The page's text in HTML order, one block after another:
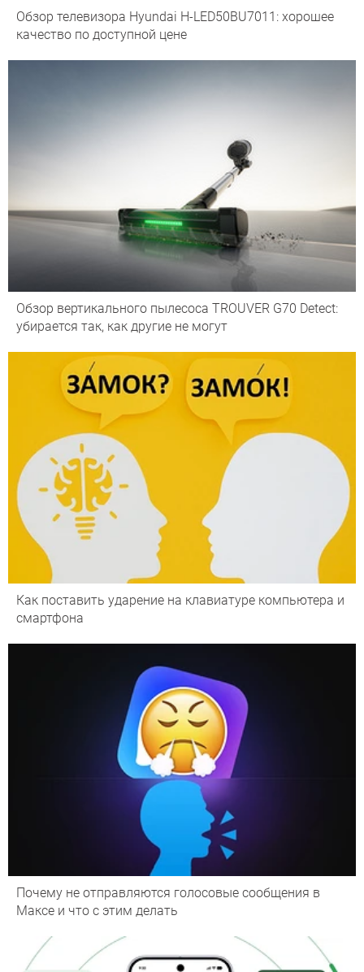
Обзор телевизора Hyundai H-LED50BU7011: хорошее
качество по доступной цене
Обзор вертикального пылесоса TROUVER G70 Detect:
убирается так, как другие не могут
Как поставить ударение на клавиатуре компьютера и
смартфона
Почему не отправляются голосовые сообщения в
Максе и что с этим делать